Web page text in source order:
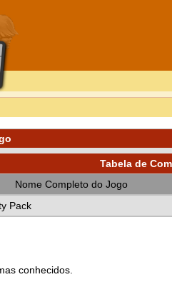
Tabela de
Nome Completo do Jogo
Pack
conhecidos.